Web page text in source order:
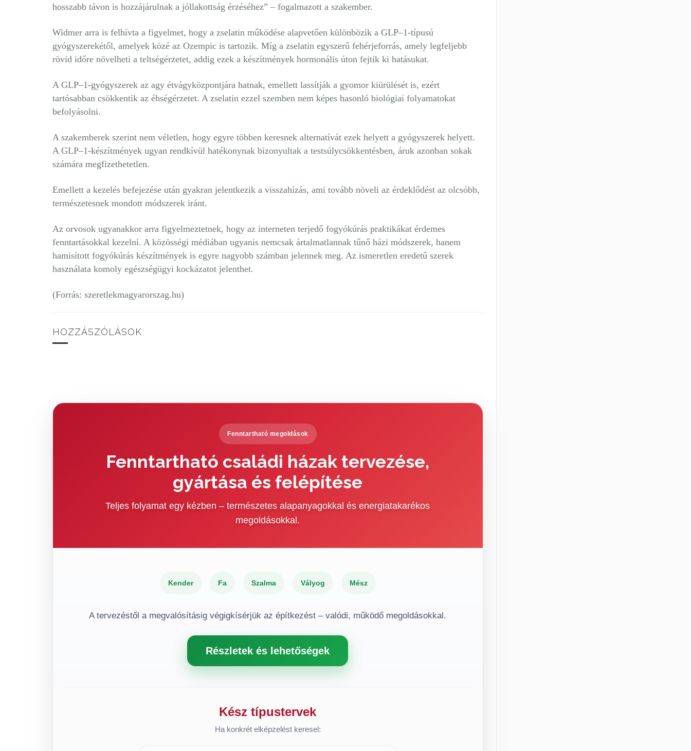
hosszabb távon is hozzájárulnak a jóllakottság érzéséhez” – fogalmazott a szakember.
Widmer arra is felhívta a figyelmet, hogy a zselatin működése alapvetően különbözik a GLP–1-típusú
gyógyszerekétől, amelyek közé az Ozempic is tartozik. Míg a zselatin egyszerű fehérjeforrás, amely legfeljebb
rövid időre növelheti a teltségérzetet, addig ezek a készítmények hormonális úton fejtik ki hatásukat.
A GLP–1-gyógyszerek az agy étvágyközpontjára hatnak, emellett lassítják a gyomor kiürülését is, ezért
tartósabban csökkentik az éhségérzetet. A zselatin ezzel szemben nem képes hasonló biológiai folyamatokat
befolyásolni.
A szakemberek szerint nem véletlen, hogy egyre többen keresnek alternatívát ezek helyett a gyógyszerek helyett.
A GLP–1-készítmények ugyan rendkívül hatékonynak bizonyultak a testsúlycsökkentésben, áruk azonban sokak
számára megfizethetetlen.
Emellett a kezelés befejezése után gyakran jelentkezik a visszahízás, ami tovább növeli az érdeklődést az olcsóbb,
természetesnek mondott módszerek iránt.
Az orvosok ugyanakkor arra figyelmeztetnek, hogy az interneten terjedő fogyókúrás praktikákat érdemes
fenntartásokkal kezelni. A közösségi médiában ugyanis nemcsak ártalmatlannak tűnő házi módszerek, hanem
hamisított fogyókúrás készítmények is egyre nagyobb számban jelennek meg. Az ismeretlen eredetű szerek
használata komoly egészségügyi kockázatot jelenthet.
(Forrás: szeretlekmagyarorszag.hu)
HOZZÁSZÓLÁSOK
Fenntartható megoldások
Fenntartható családi házak tervezése,
gyártása és felépítése
Teljes folyamat egy kézben – természetes alapanyagokkal és energiatakarékos
megoldásokkal.
Kender Fa Szalma Vályog Mész
A tervezéstől a megvalósításig végigkísérjük az építkezést – valódi, működő megoldásokkal.
Részletek és lehetőségek
Kész típustervek
Ha konkrét elképzelést keresel: